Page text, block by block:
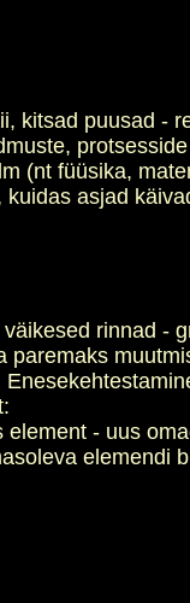
kitsad puusad -
(nt füüsika,
kuidas asjad
rinnad -
paremaks
element - uus
elemendi